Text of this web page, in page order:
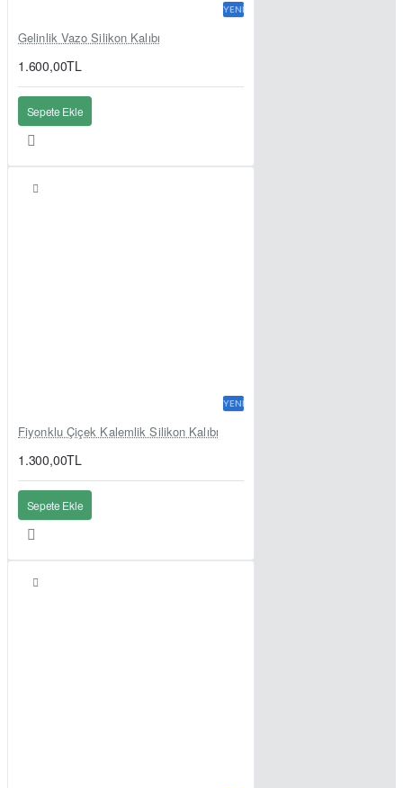
YENI
Gelinlik Vazo Silikon Kalıbı
1.600,00TL
Sepete Ekle
YENI
Fiyonklu Çiçek Kalemlik Silikon Kalıbı
1.300,00TL
Sepete Ekle